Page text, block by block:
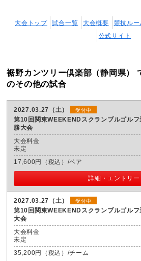
大会トップ 試合一覧 大会概要 競技ルー
公式サイト
裾野カンツリー倶楽部（静岡県）
のその他の試合
2027.03.27（土） 受付中
第10回関東WEEKENDスクランブルゴル
勝大会
大会料金
未定
17,600円（税込）/ペア
詳細・エントリー
2027.03.27（土） 受付中
第10回関東WEEKENDスクランブルゴルフ
大会
大会料金
未定
35,200円（税込）/チーム